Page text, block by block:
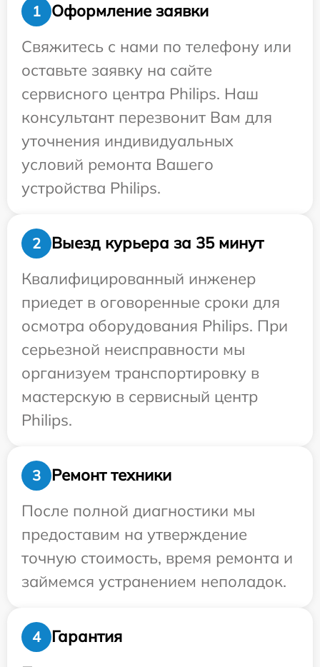
1
Оформление заявки
Свяжитесь с нами по телефону или
оставьте заявку на сайте
сервисного центра Philips. Наш
консультант перезвонит Вам для
уточнения индивидуальных
условий ремонта Вашего
устройства Philips.
2
Выезд курьера за 35 минут
Квалифицированный инженер
приедет в оговоренные сроки для
осмотра оборудования Philips. При
серьезной неисправности мы
организуем транспортировку в
мастерскую в сервисный центр
Philips.
3
Ремонт техники
После полной диагностики мы
предоставим на утверждение
точную стоимость, время ремонта и
займемся устранением неполадок.
4
Гарантия